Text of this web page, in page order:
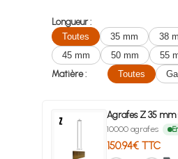
Longueur :
Toutes
35 mm 38
45 mm
50 mm 55
Matière :
Toutes
Agrafes Z 35 mm
10000 agrafes
150.94€ TTC